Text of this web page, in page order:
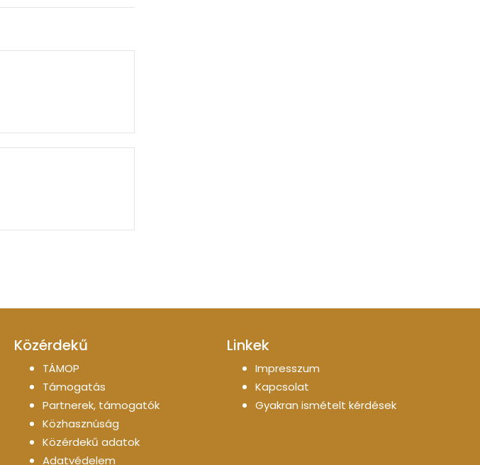
Közérdekű
TÁMOP
Támogatás
Partnerek, támogatók
Közhasznúság
Közérdekű adatok
Adatvédelem
Linkek
Impresszum
Kapcsolat
Gyakran ismételt kérdések